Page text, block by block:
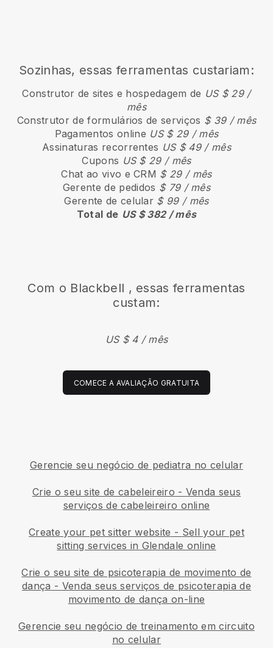
Sozinhas, essas ferramentas custariam:
Construtor de sites e hospedagem de US $ 29 /
mês
Construtor de formulários de serviços $ 39 / mês
Pagamentos online US $ 29 / mês
Assinaturas recorrentes US $ 49 / mês
Cupons US $ 29 / mês
Chat ao vivo e CRM $ 29 / mês
Gerente de pedidos $ 79 / mês
Gerente de celular $ 99 / mês
Total de US $ 382 / mês
Com o Blackbell , essas ferramentas
custam:
US $ 4 / mês
COMECE A AVALIAÇÃO GRATUITA
Gerencie seu negócio de pediatra no celular
Crie o seu site de cabeleireiro - Venda seus
serviços de cabeleireiro online
Create your pet sitter website - Sell your pet
sitting services in Glendale online
Crie o seu site de psicoterapia de movimento de
dança - Venda seus serviços de psicoterapia de
movimento de dança on-line
Gerencie seu negócio de treinamento em circuito
no celular